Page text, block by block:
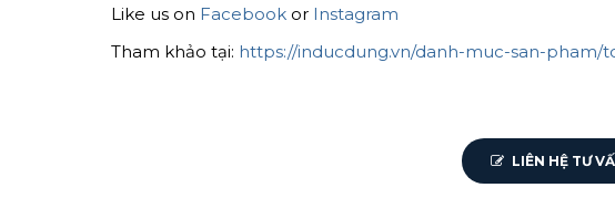
Like us on Facebook or Instagram
Tham khảo tại: https://inducdung.vn/danh-muc-san-pham/
LIÊN HỆ TƯ